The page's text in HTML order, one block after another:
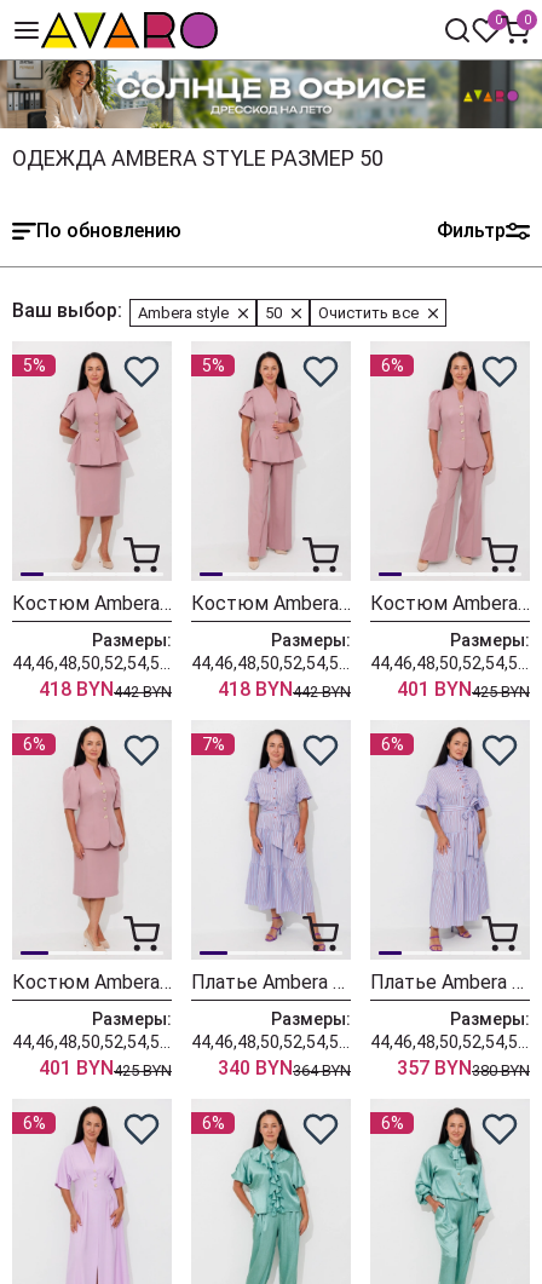
0 0
ОДЕЖДА AMBERA STYLE РАЗМЕР 50
По обновлению Фильтр
Ваш выбор: Ambera style 50 Очистить все
5%
Костюм Ambera style 2157-3 пыльная роза
Размеры:
418 BYN442 BYN
5%
Костюм Ambera style 2156-3 пыльная роза
Размеры:
418 BYN442 BYN
6%
Костюм Ambera style 2149-3 пыльная роза
Размеры:
401 BYN425 BYN
6%
Костюм Ambera style 2155-1 пыльная роза
Размеры:
401 BYN425 BYN
7%
Платье Ambera style 1153 голубой + полоска
Размеры:
340 BYN364 BYN
6%
Платье Ambera style 1152 голубой
Размеры:
357 BYN380 BYN
6% 6% 6%